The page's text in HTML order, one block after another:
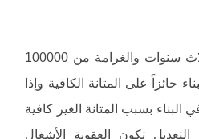
آ- (الحبس من سنة إلى ثلاث سنوات والغرامة من 100000
يكن البناء حائزاً على المتانة الكافية وإذا
بسبب المتانة الغير كافية
التعديل تكون العقوبة الأشغال